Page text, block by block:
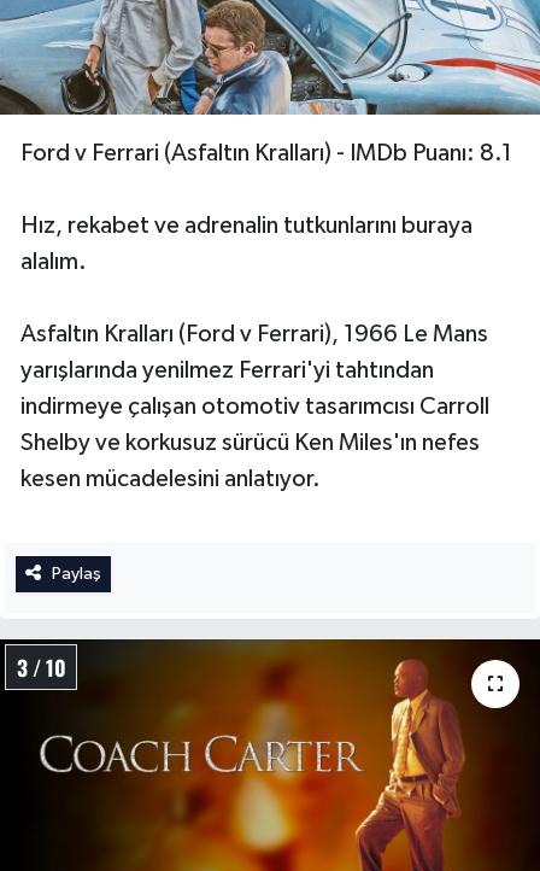
Ford v Ferrari (Asfaltın Kralları) - IMDb Puanı: 8.1
Hız, rekabet ve adrenalin tutkunlarını buraya
alalım.
Asfaltın Kralları (Ford v Ferrari), 1966 Le Mans
yarışlarında yenilmez Ferrari'yi tahtından
indirmeye çalışan otomotiv tasarımcısı Carroll
Shelby ve korkusuz sürücü Ken Miles'ın nefes
kesen mücadelesini anlatıyor.
Paylaş
3 / 10